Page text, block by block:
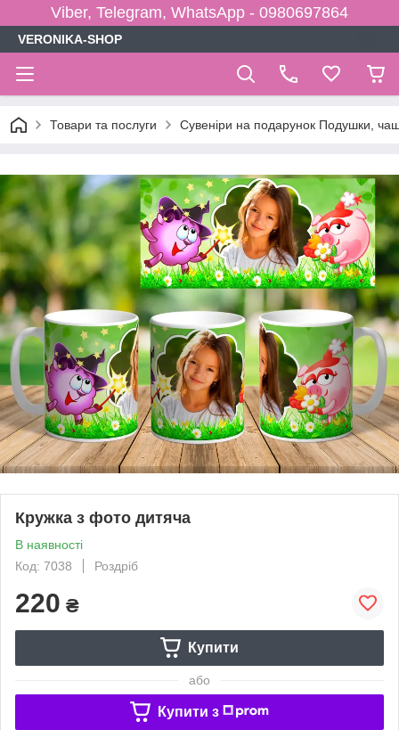
Viber, Telegram, WhatsApp - 0980697864
VERONIKA-SHOP
Товари та послуги Сувеніри на подарунок Подушки,
Кружка з фото дитяча
В наявності
Код: 7038
Роздріб
220 ₴
Купити
або
Купити з